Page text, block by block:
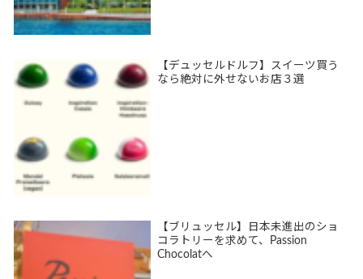
【デュッセルドルフ】スイーツ買う
なら絶対に外せないお店３選
【ブリュッセル】日本未進出のショ
コラトリーを求めて、Passion
Chocolatへ